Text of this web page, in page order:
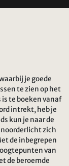
je goede
te zien op het
te boeken vanaf
intrekt, heb je
kun je naar de
zich
de inbegrepen
van
de beroemde